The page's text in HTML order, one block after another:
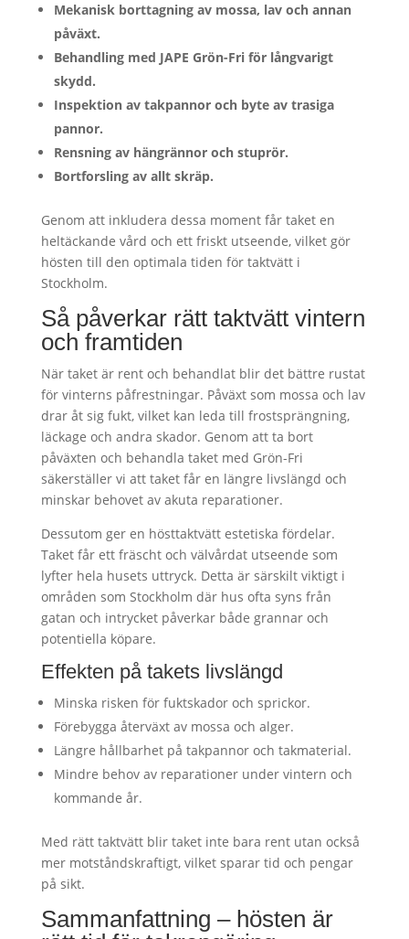
Mekanisk borttagning av mossa, lav och annan
påväxt.
Behandling med JAPE Grön-Fri för långvarigt
skydd.
Inspektion av takpannor och byte av trasiga
pannor.
Rensning av hängrännor och stuprör.
Bortforsling av allt skräp.
Genom att inkludera dessa moment får taket en
heltäckande vård och ett friskt utseende, vilket gör
hösten till den optimala tiden för taktvätt i
Stockholm.
Så påverkar rätt taktvätt vintern
och framtiden
När taket är rent och behandlat blir det bättre rustat
för vinterns påfrestningar. Påväxt som mossa och lav
drar åt sig fukt, vilket kan leda till frostsprängning,
läckage och andra skador. Genom att ta bort
påväxten och behandla taket med Grön-Fri
säkerställer vi att taket får en längre livslängd och
minskar behovet av akuta reparationer.
Dessutom ger en hösttaktvätt estetiska fördelar.
Taket får ett fräscht och välvårdat utseende som
lyfter hela husets uttryck. Detta är särskilt viktigt i
områden som Stockholm där hus ofta syns från
gatan och intrycket påverkar både grannar och
potentiella köpare.
Effekten på takets livslängd
Minska risken för fuktskador och sprickor.
Förebygga återväxt av mossa och alger.
Längre hållbarhet på takpannor och takmaterial.
Mindre behov av reparationer under vintern och
kommande år.
Med rätt taktvätt blir taket inte bara rent utan också
mer motståndskraftigt, vilket sparar tid och pengar
på sikt.
Sammanfattning – hösten är